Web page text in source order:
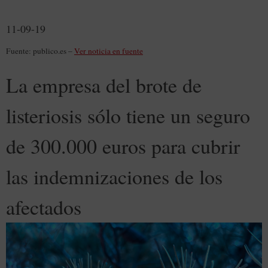
11-09-19
Fuente: publico.es –Ver noticia en fuente
La empresa del brote de
listeriosis sólo tiene un seguro
de 300.000 euros para cubrir
las indemnizaciones de los
afectados